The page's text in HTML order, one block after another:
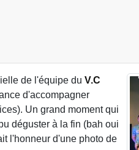
de l'équipe du V.C
d'accompagner
Un grand moment qui
déguster à la fin (bah oui
l'honneur d'une photo de